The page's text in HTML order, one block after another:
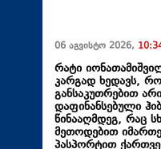
06 აგვისტო 2026,
რატი
კარგად ხედავს,
განსაკუთრებით
დაფინანსებული
წინააღმდეგ, რაც
მეთოდებით
პასპორტით